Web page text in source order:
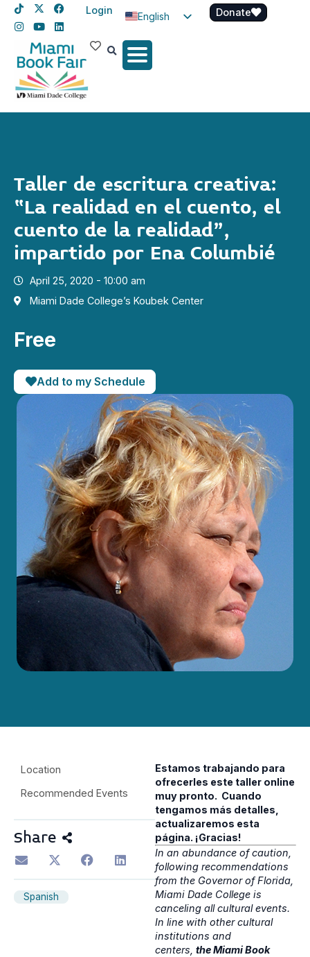
Login
English
Spanish
Donate
Taller de escritura creativa:
“La realidad en el cuento, el
cuento de la realidad”,
impartido por Ena Columbié
April 25, 2020 - 10:00 am
Miami Dade College’s Koubek Center
Free
Add to my Schedule
Location
Recommended Events
Share
Spanish
Estamos trabajando para
ofrecerles este taller online
muy pronto. Cuando
tengamos más detalles,
actualizaremos esta
página. ¡Gracias!
In an abundance of caution,
following recommendations
from the Governor of Florida,
Miami Dade College is
canceling all cultural events.
In line with other cultural
institutions and
centers, the Miami Book